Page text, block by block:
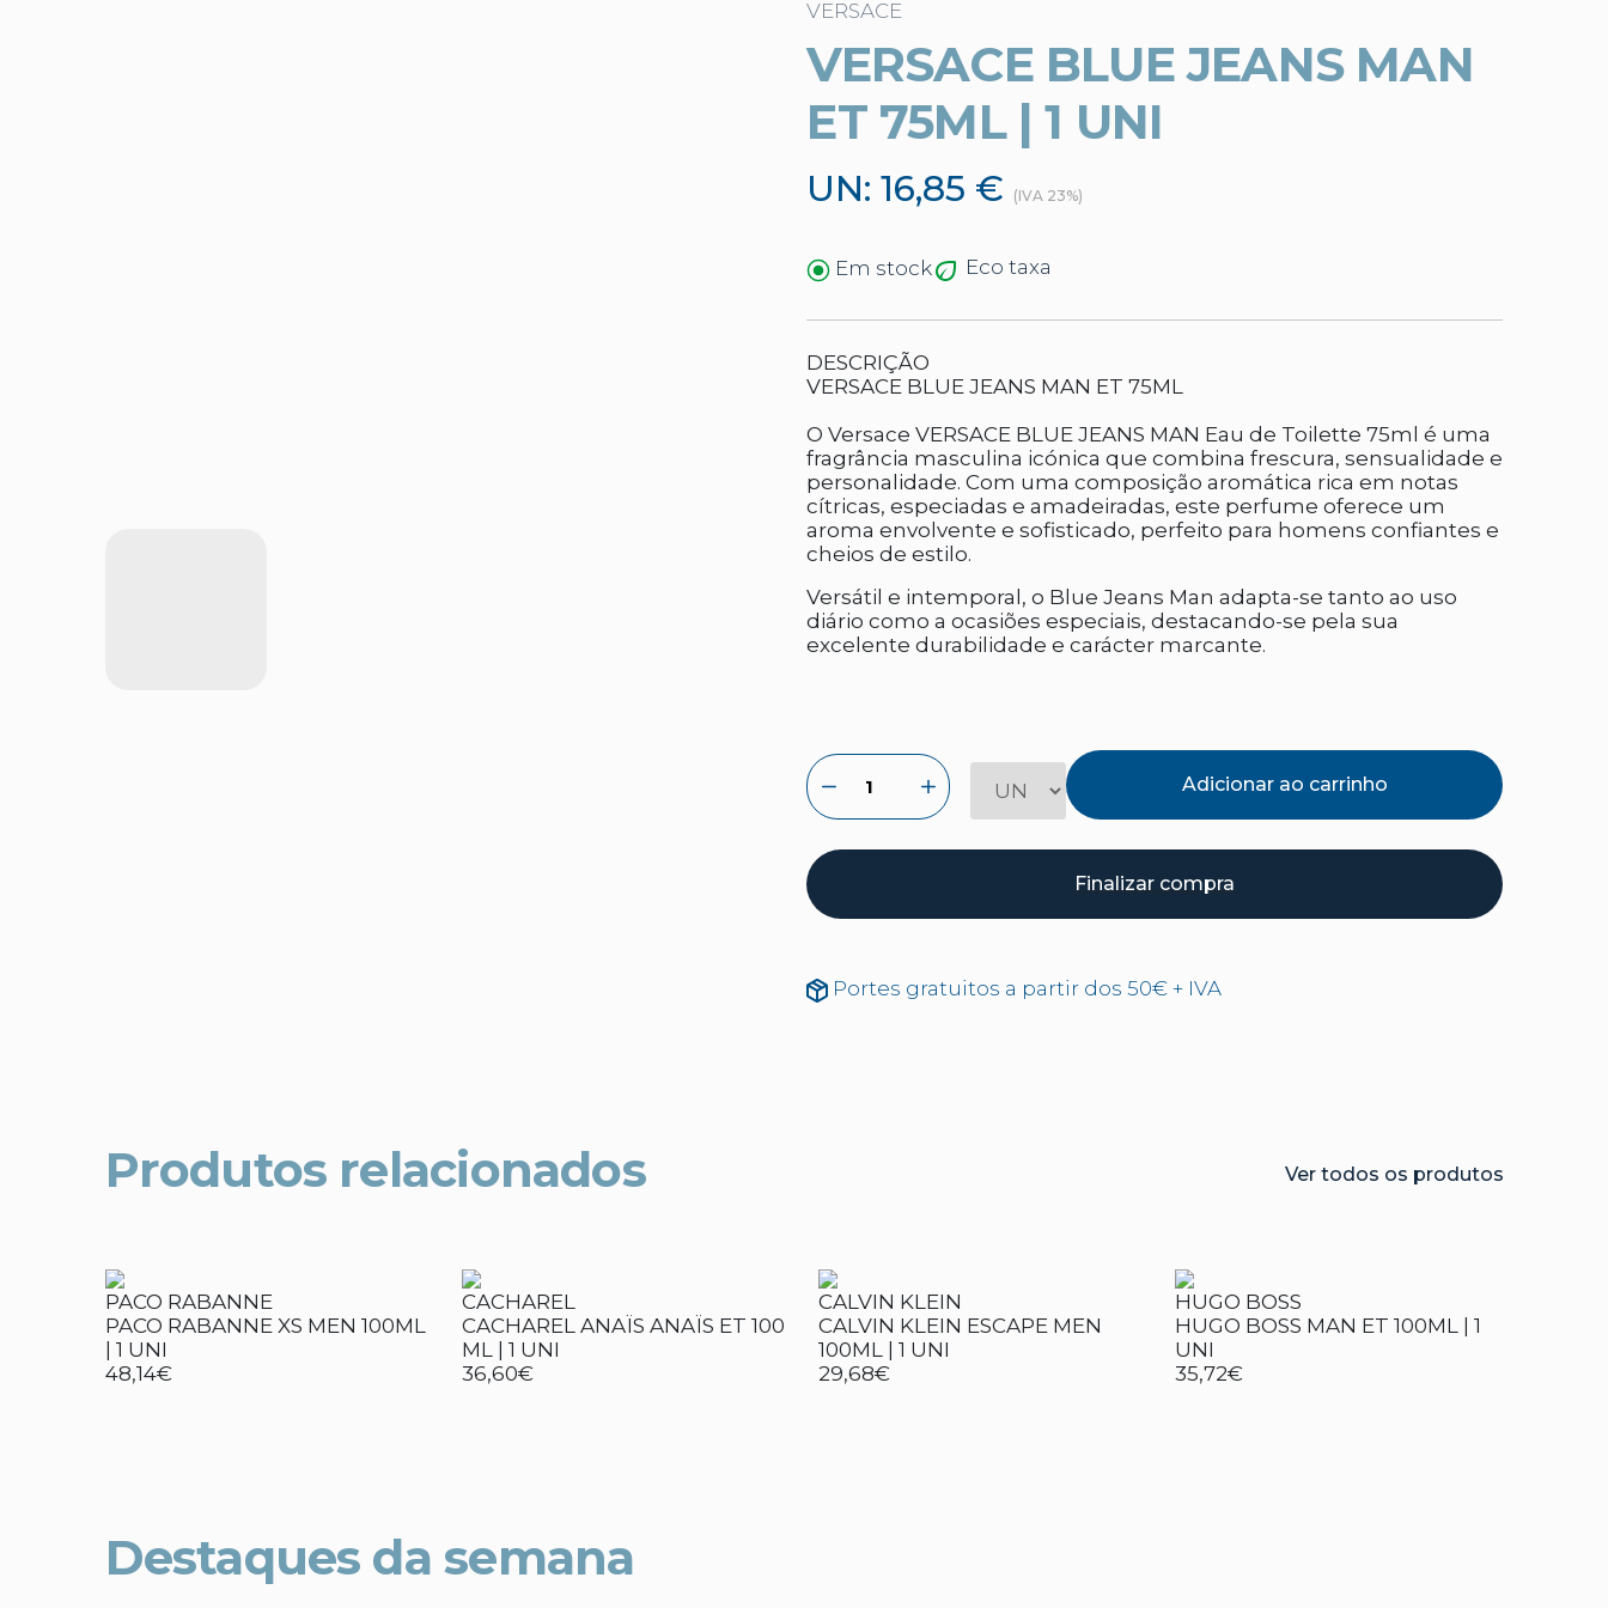
VERSACE
VERSACE BLUE JEANS MAN
ET 75ML | 1 UNI
UN: 16,85 € (IVA 23%)
Em stock Eco taxa
DESCRIÇÃO
VERSACE BLUE JEANS MAN ET 75ML
O Versace VERSACE BLUE JEANS MAN Eau de Toilette 75ml é uma
fragrância masculina icónica que combina frescura, sensualidade e
personalidade. Com uma composição aromática rica em notas
cítricas, especiadas e amadeiradas, este perfume oferece um
aroma envolvente e sofisticado, perfeito para homens confiantes e
cheios de estilo.
Versátil e intemporal, o Blue Jeans Man adapta-se tanto ao uso
diário como a ocasiões especiais, destacando-se pela sua
excelente durabilidade e carácter marcante.
Adicionar ao carrinho
Finalizar compra
Portes gratuitos a partir dos 50€ + IVA
Produtos relacionados Ver todos os produtos
PACO RABANNE
PACO RABANNE XS MEN 100ML
| 1 UNI
48,14€
CACHAREL
CACHAREL ANAÏS ANAÏS ET 100
ML | 1 UNI
36,60€
CALVIN KLEIN
CALVIN KLEIN ESCAPE MEN
100ML | 1 UNI
29,68€
HUGO BOSS
HUGO BOSS MAN ET 100ML | 1
UNI
35,72€
Destaques da semana